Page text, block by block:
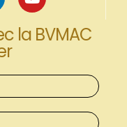
la BVMAC